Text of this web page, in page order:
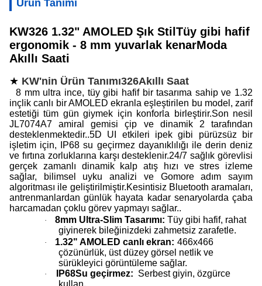
Ürün Tanımı
KW326 1.32" AMOLED Şık Stil Tüy gibi hafif
ergonomik - 8 mm yuvarlak kenarModa
Akıllı Saati
★ KW'nin Ürün Tanımı326Akıllı Saat
8 mm ultra ince, tüy gibi hafif bir tasarıma sahip ve 1.32
inçlik canlı bir AMOLED ekranla eşleştirilen bu model, zarif
estetiği tüm gün giymek için konforla birleştirir.Son nesil
JL7074A7 amiral gemisi çip ve dinamik 2 tarafından
desteklenmektedir..5D UI etkileri ipek gibi pürüzsüz bir
işletim için, IP68 su geçirmez dayanıklılığı ile derin deniz
ve fırtına zorluklarına karşı desteklenir.24/7 sağlık görevlisi
gerçek zamanlı dinamik kalp atış hızı ve stres izleme
sağlar, bilimsel uyku analizi ve Gomore adım sayım
algoritması ile geliştirilmiştir.Kesintisiz Bluetooth aramaları,
antrenmanlardan günlük hayata kadar senaryolarda çaba
harcamadan çoklu görev yapmayı sağlar..
· 8mm Ultra-Slim Tasarımı: Tüy gibi hafif, rahat
giyinerek bileğinizdeki zahmetsiz zarafetle.
· 1.32" AMOLED canlı ekran: 466x466
çözünürlük, üst düzey görsel netlik ve
sürükleyici görüntüleme sağlar.
· IP68Su geçirmez: Serbest giyin, özgürce
kullan.